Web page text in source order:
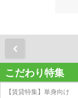
こだわり特集
【賃貸特集】単身向け